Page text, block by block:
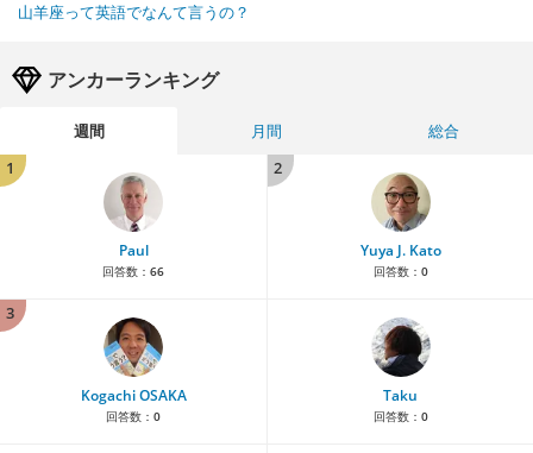
山羊座って英語でなんて言うの？
アンカーランキング
週間 月間
総合
1
Paul
回答数： 66
2
Yuya J. Kato
回答数： 0
3
Kogachi OSAKA
回答数： 0
Taku
回答数： 0